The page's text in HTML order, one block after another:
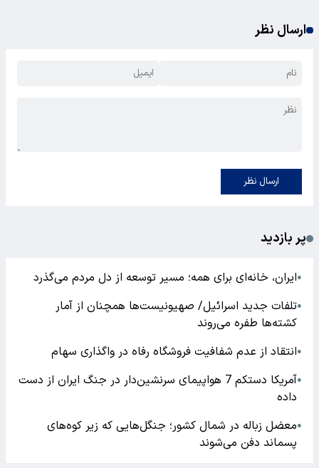
ارسال نظر
ارسال نظر
پر بازدید
●ایران، خانه‌ای برای همه؛ مسیر توسعه از دل مردم می‌گذرد
●تلفات جدید اسرائیل/ صهیونیست‌ها همچنان از آمار
کشته‌ها طفره می‌روند
●انتقاد از عدم شفافیت فروشگاه رفاه در واگذاری سهام
●
آمریکا دستکم 7 هواپیمای سرنشین‌دار در جنگ ایران از دست
داده
●معضل زباله در شمال کشور؛ جنگل‌هایی که زیر کوه‌های
پسماند دفن می‌شوند